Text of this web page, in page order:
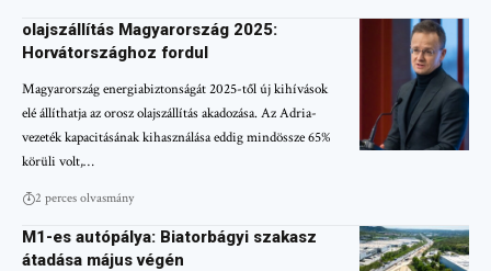
olajszállítás Magyarország 2025:
Horvátországhoz fordul
Magyarország energiabiztonságát 2025-től új kihívások
elé állíthatja az orosz olajszállítás akadozása. Az Adria-
vezeték kapacitásának kihasználása eddig mindössze 65%
körüli volt,…
2 perces olvasmány
M1-es autópálya: Biatorbágyi szakasz
átadása május végén